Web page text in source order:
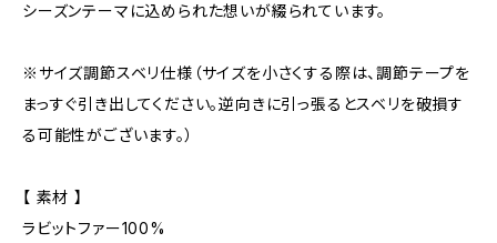
シーズンテーマに込められた想いが綴られています。
※サイズ調節スベリ仕様（サイズを小さくする際は、調節テープを
まっすぐ引き出してください。逆向きに引っ張るとスベリを破損す
る可能性がございます。）
【 素材 】
ラビットファー100%